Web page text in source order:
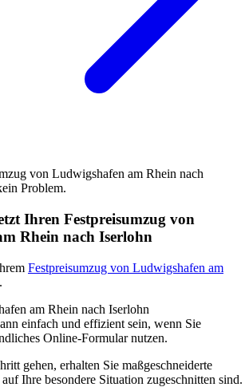
von Ludwigshafen am Rhein nach
Problem.
Ihren Festpreisumzug von
Rhein nach Iserlohn
Festpreisumzug von Ludwigshafen am
am Rhein nach Iserlohn
einfach und effizient sein, wenn Sie
Online-Formular nutzen.
gehen, erhalten Sie maßgeschneiderte
Ihre besondere Situation zugeschnitten sind.